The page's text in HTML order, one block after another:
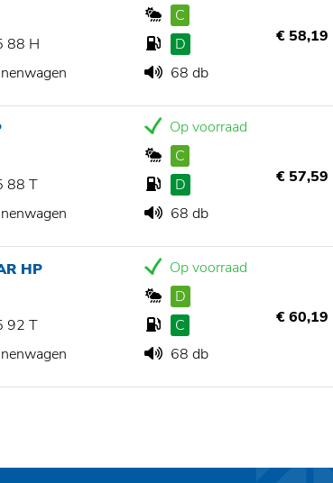
88 H
C
D
68 db
€ 58,19
88 T
Op voorraad
C
D
68 db
€ 57,59
HP
92 T
Op voorraad
D
C
68 db
€ 60,19